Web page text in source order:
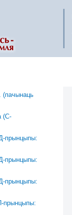
(С-
прынцыпы:
прынцыпы:
прынцыпы:
прынцыпы: